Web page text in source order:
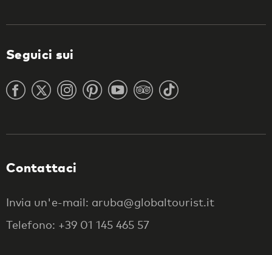
Seguici sui
Contattaci
Invia un'e-mail: aruba@globaltourist.it
Telefono: +39 01 145 465 57